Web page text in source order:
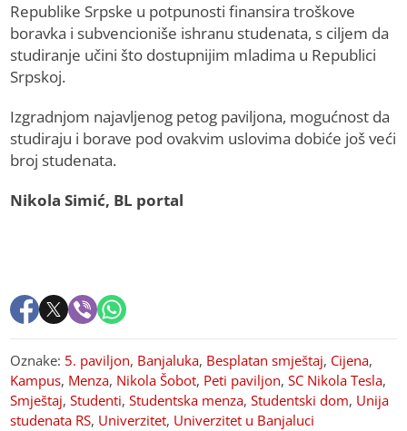
Republike Srpske u potpunosti finansira troškove
boravka i subvencioniše ishranu studenata, s ciljem da
studiranje učini što dostupnijim mladima u Republici
Srpskoj.
Izgradnjom najavljenog petog paviljona, mogućnost da
studiraju i borave pod ovakvim uslovima dobiće još veći
broj studenata.
Nikola Simić, BL portal
Oznake: 5. paviljon, Banjaluka, Besplatan smještaj, Cijena,
Kampus, Menza, Nikola Šobot, Peti paviljon,SC Nikola Tesla,
Smještaj,Studenti,Studentska menza,Studentski dom, Unija
studenata RS, Univerzitet, Univerzitet u Banjaluci